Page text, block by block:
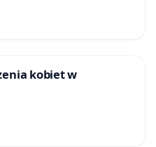
kobiet w